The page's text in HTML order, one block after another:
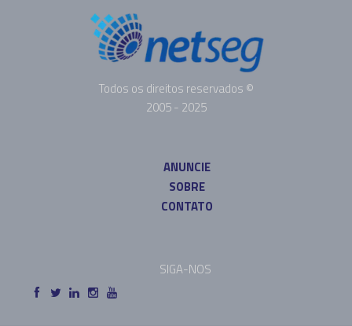
Todos os direitos reservados ©
2005 - 2025
ANUNCIE
SOBRE
CONTATO
SIGA-NOS